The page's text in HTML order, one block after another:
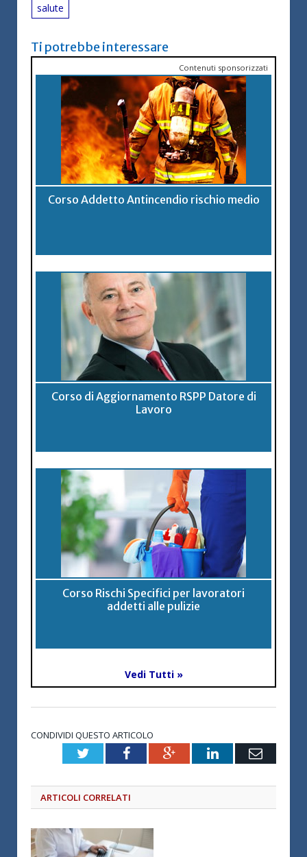
salute
Ti potrebbe interessare
Contenuti sponsorizzati
Corso Addetto Antincendio rischio medio
Corso di Aggiornamento RSPP Datore di
Lavoro
Corso Rischi Specifici per lavoratori
addetti alle pulizie
Vedi Tutti »
CONDIVIDI QUESTO ARTICOLO
TwitterFacebookGoogle+LinkedInEmail
ARTICOLI CORRELATI